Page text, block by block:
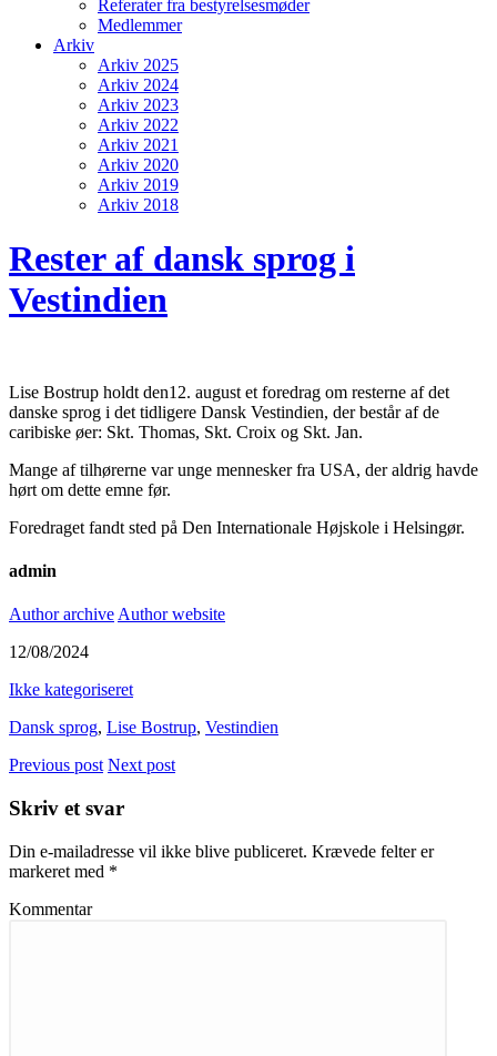
Referater fra bestyrelsesmøder
Medlemmer
Arkiv
Arkiv 2025
Arkiv 2024
Arkiv 2023
Arkiv 2022
Arkiv 2021
Arkiv 2020
Arkiv 2019
Arkiv 2018
Rester af dansk sprog i
Vestindien
Lise Bostrup holdt den12. august et foredrag om resterne af det
danske sprog i det tidligere Dansk Vestindien, der består af de
caribiske øer: Skt. Thomas, Skt. Croix og Skt. Jan.
Mange af tilhørerne var unge mennesker fra USA, der aldrig havde
hørt om dette emne før.
Foredraget fandt sted på Den Internationale Højskole i Helsingør.
admin
Author archive Author website
12/08/2024
Ikke kategoriseret
Dansk sprog, Lise Bostrup, Vestindien
Previous post Next post
Skriv et svar
Din e-mailadresse vil ikke blive publiceret. Krævede felter er
markeret med *
Kommentar